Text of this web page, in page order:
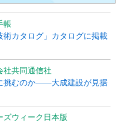
帳
術カタログ」カタログに掲載
社共同通信社
挑むのか――大成建設が見据
ズウィーク日本版